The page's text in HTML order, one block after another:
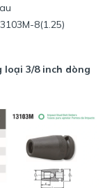
8(1.25)
loại 3/8 inch dòng